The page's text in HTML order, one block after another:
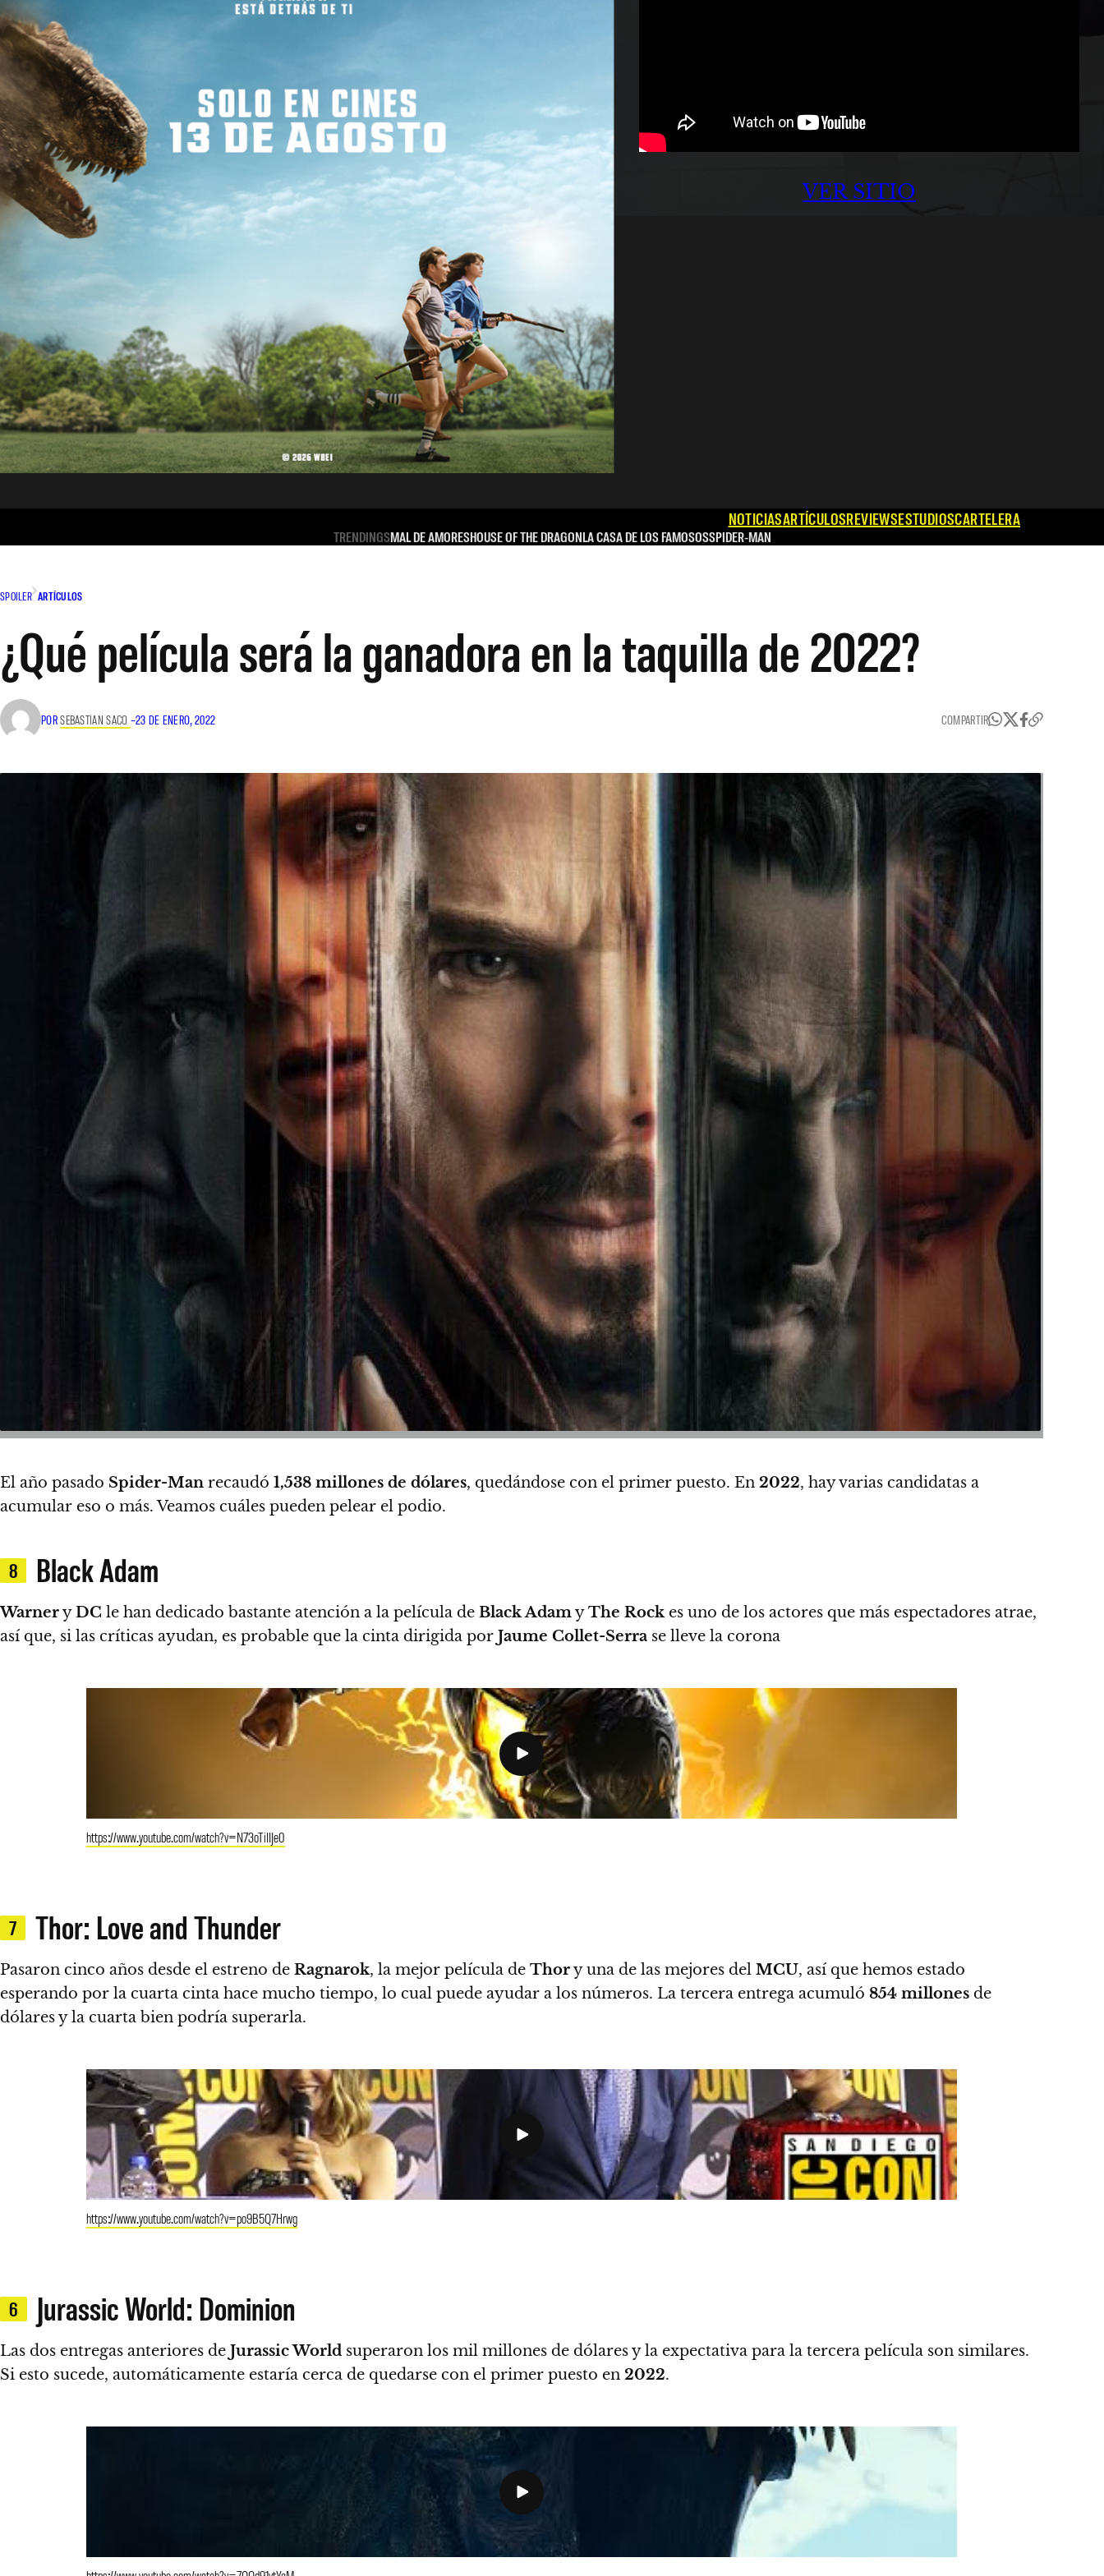
VER SITIO
NOTICIASARTÍCULOSREVIEWSESTUDIOSCARTELERA
TRENDINGSMAL DE AMORESHOUSE OF THE DRAGONLA CASA DE LOS FAMOSOSSPIDER-MAN
SPOILER ARTÍCULOS
¿Qué película será la ganadora en la taquilla de 2022?
PORSEBASTIAN SACO –23 DE ENERO, 2022 COMPARTIR
El año pasado Spider-Man recaudó 1,538 millones de dólares, quedándose con el primer puesto. En 2022, hay varias candidatas a
acumular eso o más. Veamos cuáles pueden pelear el podio.
8 Black Adam
WarneryDC le han dedicado bastante atención a la película de Black Adamy The Rock es uno de los actores que más espectadores atrae,
así que, si las críticas ayudan, es probable que la cinta dirigida por Jaume Collet-Serra se lleve la corona
https://www.youtube.com/watch?v=N73oTiIIJe0
7 Thor: Love and Thunder
Pasaron cinco años desde el estreno de Ragnarok, la mejor película de Thory una de las mejores del MCU, así que hemos estado
esperando por la cuarta cinta hace mucho tiempo, lo cual puede ayudar a los números. La tercera entrega acumuló 854 millones de
dólares y la cuarta bien podría superarla.
https://www.youtube.com/watch?v=po9B5Q7Hrwg
6 Jurassic World: Dominion
Las dos entregas anteriores de Jurassic World superaron los mil millones de dólaresy la expectativa para la tercera película son similares.
Si esto sucede, automáticamente estaría cerca de quedarse con el primer puesto en 2022.